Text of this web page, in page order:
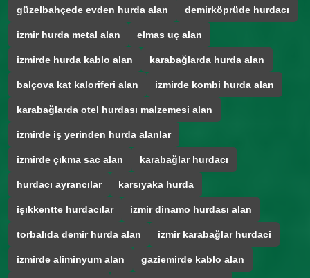
güzelbahçede evden hurda alan demirköprüde hurdacı
izmir hurda metal alan elmas uç alan
izmirde hurda kablo alan karabağlarda hurda alan
balçova kat kaloriferi alan izmirde kombi hurda alan
karabağlarda otel hurdası malzemesi alan
izmirde iş yerinden hurda alanlar
izmirde çıkma sac alan karabağlar hurdacı
hurdacı ayrancılar karsıyaka hurda
işıkkentte hurdacılar izmir dinamo hurdası alan
torbalıda demir hurda alan izmir karabağlar hurdaci
izmirde aliminyum alan gaziemirde kablo alan